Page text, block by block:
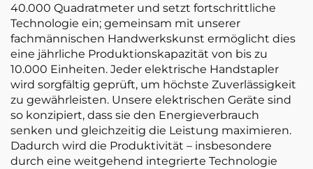
40.000 Quadratmeter und setzt fortschrittliche
Technologie ein; gemeinsam mit unserer
fachmännischen Handwerkskunst ermöglicht dies
eine jährliche Produktionskapazität von bis zu
10.000 Einheiten. Jeder elektrische Handstapler
wird sorgfältig geprüft, um höchste Zuverlässigkeit
zu gewährleisten. Unsere elektrischen Geräte sind
so konzipiert, dass sie den Energieverbrauch
senken und gleichzeitig die Leistung maximieren.
Dadurch wird die Produktivität – insbesondere
durch eine weitgehend integrierte Technologie